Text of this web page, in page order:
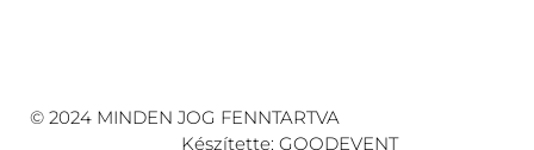
© 2024 MINDEN JOG FENNTARTVA
Készítette: GOODEVENT